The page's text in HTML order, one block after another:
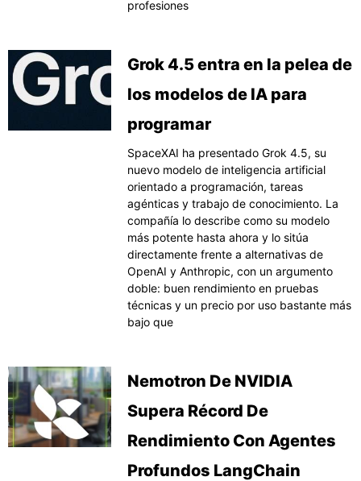
profesiones
Grok 4.5 entra en la pelea de
los modelos de IA para
programar
SpaceXAI ha presentado Grok 4.5, su
nuevo modelo de inteligencia artificial
orientado a programación, tareas
agénticas y trabajo de conocimiento. La
compañía lo describe como su modelo
más potente hasta ahora y lo sitúa
directamente frente a alternativas de
OpenAI y Anthropic, con un argumento
doble: buen rendimiento en pruebas
técnicas y un precio por uso bastante más
bajo que
Nemotron De NVIDIA
Supera Récord De
Rendimiento Con Agentes
Profundos LangChain